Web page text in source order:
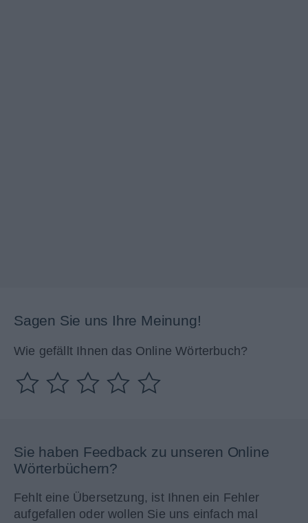
Sagen Sie uns Ihre Meinung!
Wie gefällt Ihnen das Online Wörterbuch?
Sie haben Feedback zu unseren Online
Wörterbüchern?
Fehlt eine Übersetzung, ist Ihnen ein Fehler
aufgefallen oder wollen Sie uns einfach mal